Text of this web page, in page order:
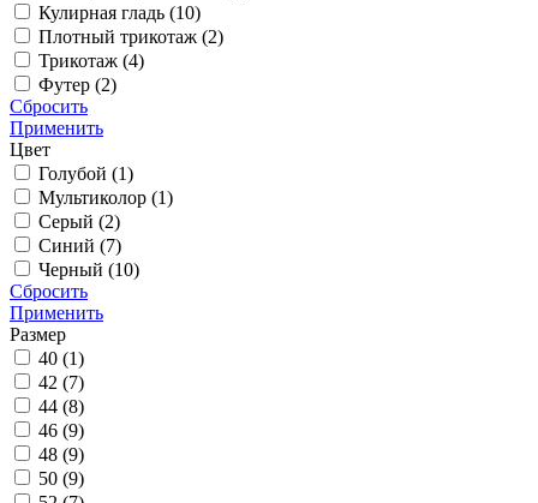
Кулирная гладь (10)
Плотный трикотаж (2)
Трикотаж (4)
Футер (2)
Сбросить
Применить
Цвет
Голубой (1)
Мультиколор (1)
Серый (2)
Синий (7)
Черный (10)
Сбросить
Применить
Размер
40 (1)
42 (7)
44 (8)
46 (9)
48 (9)
50 (9)